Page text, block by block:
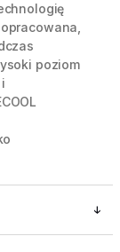
poziom